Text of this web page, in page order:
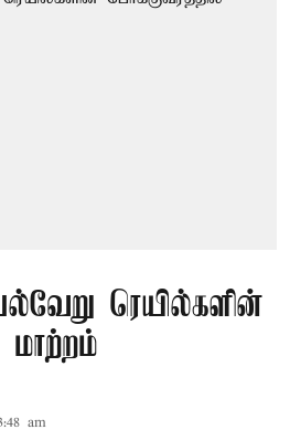
ரெயில்களின்
மாற்றம்
am